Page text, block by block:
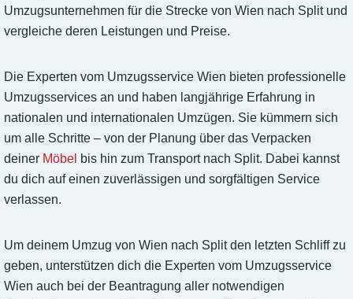
Umzugsunternehmen für die Strecke von Wien nach Split und
vergleiche deren Leistungen und Preise.
Die Experten vom Umzugsservice Wien bieten professionelle
Umzugsservices an und haben langjährige Erfahrung in
nationalen und internationalen Umzügen. Sie kümmern sich
um alle Schritte – von der Planung über das Verpacken
deiner Möbel bis hin zum Transport nach Split. Dabei kannst
du dich auf einen zuverlässigen und sorgfältigen Service
verlassen.
Um deinem Umzug von Wien nach Split den letzten Schliff zu
geben, unterstützen dich die Experten vom Umzugsservice
Wien auch bei der Beantragung aller notwendigen